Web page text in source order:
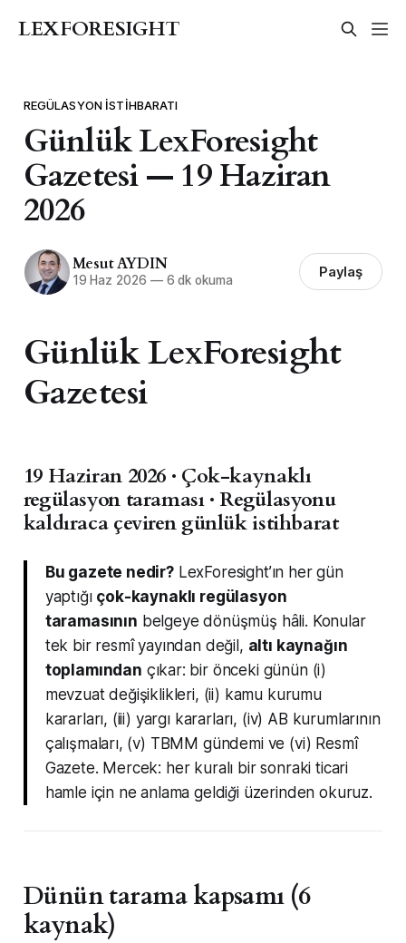
LEXFORESIGHT
REGÜLASYON İSTIHBARATI
Günlük LexForesight
Gazetesi — 19 Haziran
2026
Mesut AYDIN
19 Haz 2026 —6 dk okuma Paylaş
Günlük LexForesight
Gazetesi
19 Haziran 2026 · Çok-kaynaklı
regülasyon taraması · Regülasyonu
kaldıraca çeviren günlük istihbarat
Bu gazete nedir?LexForesight’ın her gün
yaptığı çok-kaynaklı regülasyon
taramasının belgeye dönüşmüş hâli. Konular
tek bir resmî yayından değil, altı kaynağın
toplamından çıkar: bir önceki günün (i)
mevzuat değişiklikleri, (ii) kamu kurumu
kararları, (iii) yargı kararları, (iv) AB kurumlarının
çalışmaları, (v) TBMM gündemi ve (vi) Resmî
Gazete. Mercek: her kuralı bir sonraki ticari
hamle için ne anlama geldiğiüzerinden okuruz.
Dünün tarama kapsamı (6
kaynak)